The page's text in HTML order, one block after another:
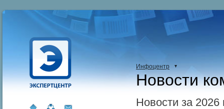
Инфоцентр
Новости
Новости за 2026